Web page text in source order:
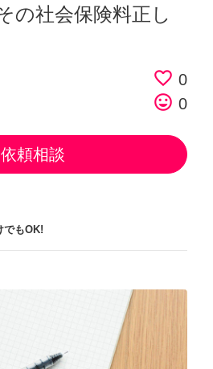
の社会保険料正し
favorite_border 0
tag_faces 0
依頼相談
でもOK!